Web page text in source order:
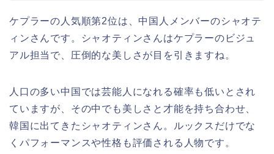
ケプラーの人気順第2位は、中国人メンバーのシャオテ
ィンさんです。シャオティンさんはケプラーのビジュ
アル担当で、圧倒的な美しさが目を引きますね。
人口の多い中国では芸能人になれる確率も低いとされ
ていますが、その中でも美しさと才能を持ち合わせ、
韓国に出てきたシャオティンさん。ルックスだけでな
くパフォーマンスや性格も評価される人物です。